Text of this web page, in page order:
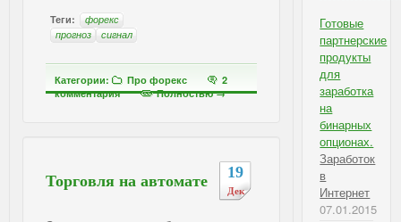
Теги:
форекс
прогноз
сигнал
Категории: Про форекс
2
комментария
Полностью →
19
Дек
Торговля на автомате
Готовые
партнерские
продукты
для
заработка
на
бинарных
опционах.
Заработок
в
Интернет
07.01.2015